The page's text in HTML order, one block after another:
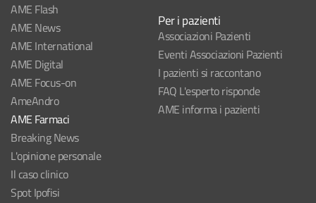
AME Flash
AME News
AME International
AME Digital
AME Focus-on
AmeAndro
AME Farmaci
Breaking News
L'opinione personale
Il caso clinico
Spot Ipofisi
Per i pazienti
Associazioni Pazienti
Eventi Associazioni Pazienti
I pazienti si raccontano
FAQ L'esperto risponde
AME informa i pazienti